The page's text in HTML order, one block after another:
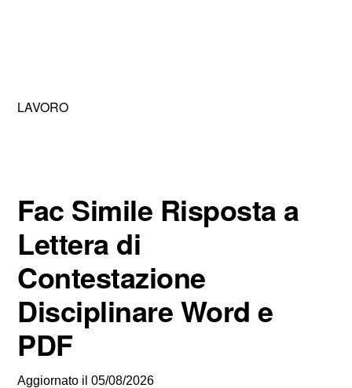
LAVORO
Fac Simile Risposta a
Lettera di
Contestazione
Disciplinare Word e
PDF
Aggiornato il05/08/2026